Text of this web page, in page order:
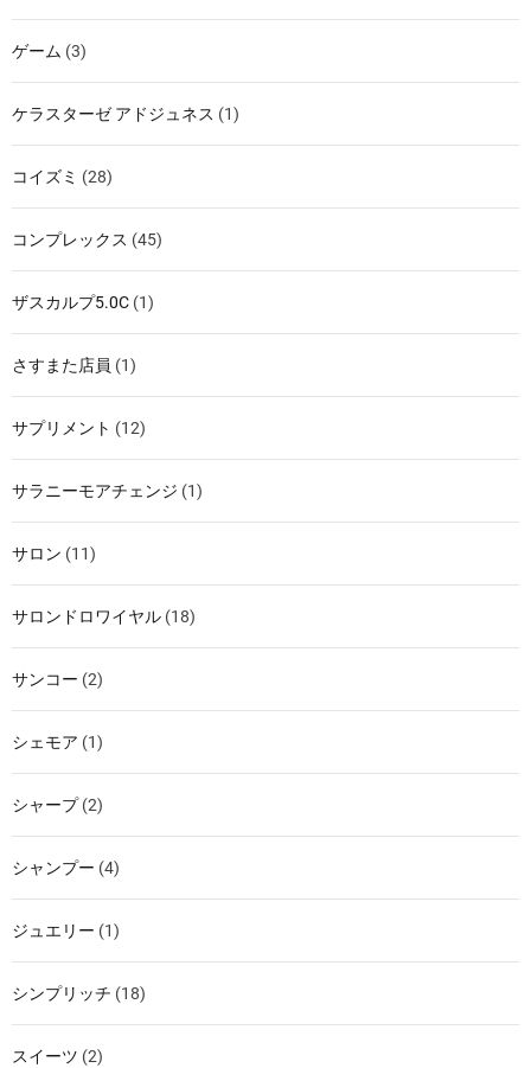
ゲーム (3)
ケラスターゼ アドジュネス (1)
コイズミ (28)
コンプレックス (45)
ザスカルプ5.0C (1)
さすまた店員 (1)
サプリメント (12)
サラニーモアチェンジ (1)
サロン (11)
サロンドロワイヤル (18)
サンコー (2)
シェモア (1)
シャープ(2)
シャンプー (4)
ジュエリー (1)
シンプリッチ (18)
スイーツ (2)